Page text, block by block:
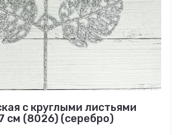
с круглыми листьями
см (8026) (серебро)